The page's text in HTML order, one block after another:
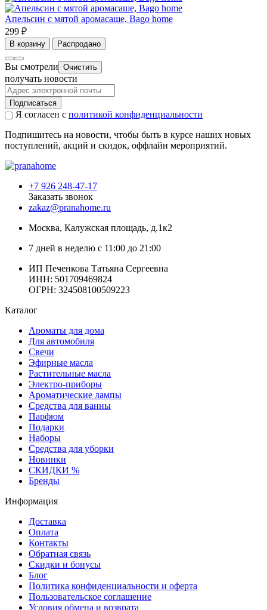
Апельсин с мятой аромасаше, Bago home
299 ₽
В корзину Распродано
Вы смотрели Очистить
получать новости
Подписаться
Я согласен с политикой конфиденциальности
Подпишитесь на новости, чтобы быть в курсе наших новых
поступлений, акций и скидок, оффлайн мероприятий.
+7 926 248-47-17
Заказать звонок
zakaz@pranahome.ru
Москва, Калужская площадь, д.1к2
7 дней в неделю с 11:00 до 21:00
ИП Печенкова Татьяна Сергеевна
ИНН: 501709469824
ОГРН: 324508100509223
Каталог
Ароматы для дома
Для автомобиля
Свечи
Эфирные масла
Растительные масла
Электро-приборы
Ароматические лампы
Средства для ванны
Парфюм
Подарки
Наборы
Средства для уборки
Новинки
СКИДКИ %
Бренды
Информация
Доставка
Оплата
Контакты
Обратная связь
Скидки и бонусы
Блог
Политика конфиденциальности и оферта
Пользовательское соглашение
Условия обмена и возврата